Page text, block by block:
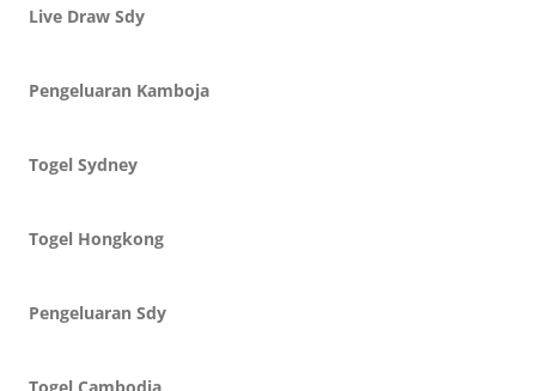
Live Draw Sdy
Pengeluaran Kamboja
Togel Sydney
Togel Hongkong
Pengeluaran Sdy